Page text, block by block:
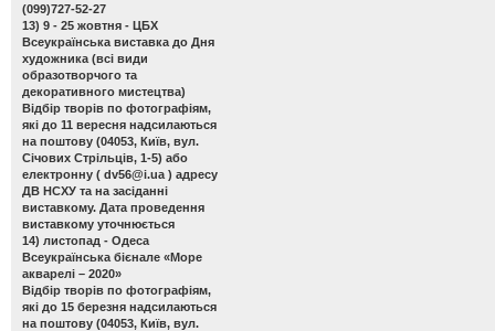
(099)727-52-27
13) 9 - 25 жовтня - ЦБХ
Всеукраїнська виставка до Дня
художника (всі види
образотворчого та
декоративного мистецтва)
Відбір творів по фотографіям,
які до 11 вересня надсилаються
на поштову (04053, Київ, вул.
Січових Стрільців, 1-5) або
електронну ( dv56@i.ua ) адресу
ДВ НСХУ та на засіданні
виставкому. Дата проведення
виставкому уточнюється
14) листопад - Одеса
Всеукраїнська бієнале «Море
акварелі – 2020»
Відбір творів по фотографіям,
які до 15 березня надсилаються
на поштову (04053, Київ, вул.